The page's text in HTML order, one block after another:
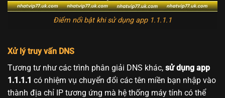
Điểm nổi bật khi sử dụng app 1.1.1.1
Xử lý truy vấn DNS
Tương tư như các trình phân giải DNS khác, sử dụng app
1.1.1.1 có nhiệm vụ chuyển đổi các tên miền bạn nhập vào
thành địa chỉ IP tương ứng mà hệ thống máy tính có thể